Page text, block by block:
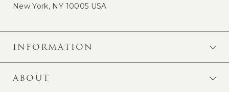
New York, NY 10005 USA
INFORMATION
ABOUT